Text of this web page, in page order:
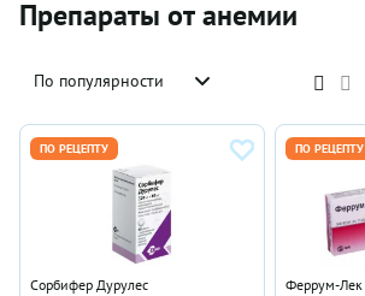
Препараты от анемии
По популярности
ПО РЕЦЕПТУ
Сорбифер Дурулес
ПО РЕЦЕПТУ
Феррум-Лек